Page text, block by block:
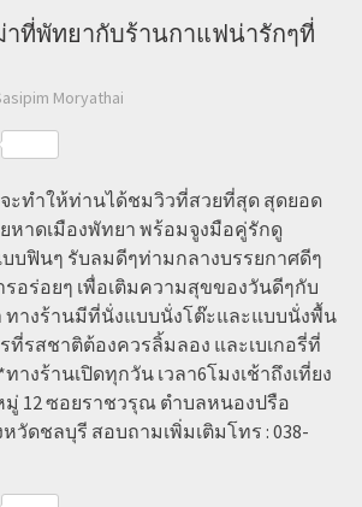
ที่พัทยากับร้านกาแฟน่ารักๆที่
Moryathai
Share
ะทำให้ท่านได้ชมวิวที่สวยที่สุด สุดยอด
หาดเมืองพัทยา พร้อมจูงมือคู่รักดู
บฟินๆ รับลมดีๆท่ามกลางบรรยกาศดีๆ
อร่อยๆ เพื่อเติมความสุขของวันดีๆกับ
างร้านมีที่นั่งแบบนั่งโต๊ะและแบบนั่งพื้น
รสชาติต้องควรลิ้มลอง และเบเกอรี่ที่
างร้านเปิดทุกวัน เวลา6โมงเช้าถึงเที่ยง
มู่ 12 ซอยราชวรุณ ตำบลหนองปรือ
วัดชลบุรี สอบถามเพิ่มเติมโทร : 038-